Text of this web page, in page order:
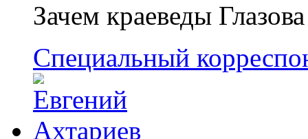
Зачем краеведы
Специальный